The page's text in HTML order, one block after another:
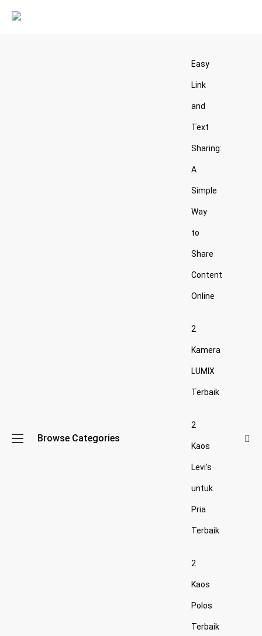
Browse Categories
Easy
Link
and
Text
Sharing:
A
Simple
Way
to
Share
Content
Online
2
Kamera
LUMIX
Terbaik
2
Kaos
Levi’s
untuk
Pria
Terbaik
2
Kaos
Polos
Terbaik